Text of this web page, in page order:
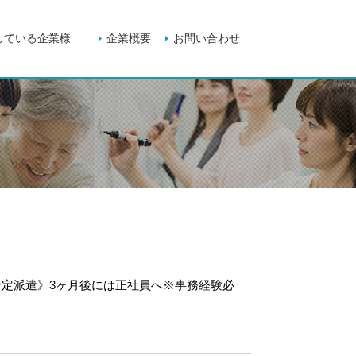
ている企業様 企業概要 お問い合わせ
派遣》3ヶ月後には正社員へ※事務経験必